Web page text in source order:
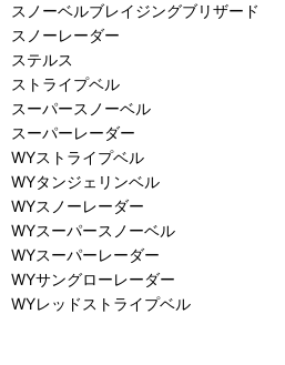
スノーベルブレイジングブリザード
スノーレーダー
ステルス
ストライプベル
スーパースノーベル
スーパーレーダー
WYストライプベル
WYタンジェリンベル
WYスノーレーダー
WYスーパースノーベル
WYスーパーレーダー
WYサングローレーダー
WYレッドストライプベル